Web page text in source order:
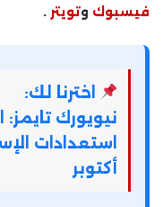
فيسبوك وتويتر .
اخترنا لك:
نيويورك
أكتوبر